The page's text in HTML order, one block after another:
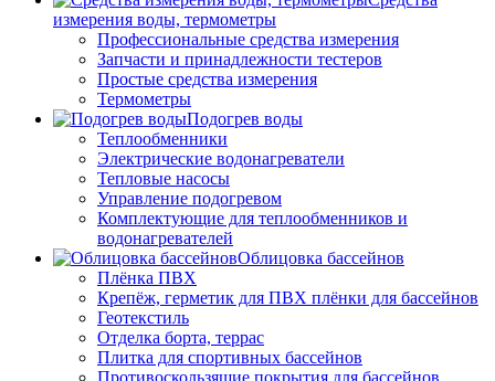
измерения воды, термометры
Профессиональные средства измерения
Запчасти и принадлежности тестеров
Простые средства измерения
Термометры
Подогрев воды
Теплообменники
Электрические водонагреватели
Тепловые насосы
Управление подогревом
Комплектующие для теплообменников и
водонагревателей
Облицовка бассейнов
Плёнка ПВХ
Крепёж, герметик для ПВХ плёнки для бассейнов
Геотекстиль
Отделка борта, террас
Плитка для спортивных бассейнов
Противоскользящие покрытия для бассейнов